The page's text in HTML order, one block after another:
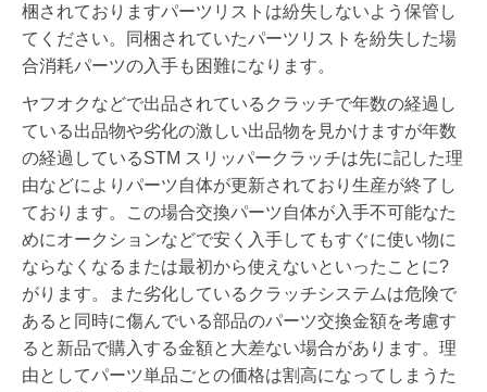
梱されておりますパーツリストは紛失しないよう保管し
てください。同梱されていたパーツリストを紛失した場
合消耗パーツの入手も困難になります。
ヤフオクなどで出品されているクラッチで年数の経過し
ている出品物や劣化の激しい出品物を見かけますが年数
の経過しているSTM スリッパークラッチは先に記した理
由などによりパーツ自体が更新されており生産が終了し
ております。この場合交換パーツ自体が入手不可能なた
めにオークションなどで安く入手してもすぐに使い物に
ならなくなるまたは最初から使えないといったことに?
がります。また劣化しているクラッチシステムは危険で
あると同時に傷んでいる部品のパーツ交換金額を考慮す
ると新品で購入する金額と大差ない場合があります。理
由としてパーツ単品ごとの価格は割高になってしまうた